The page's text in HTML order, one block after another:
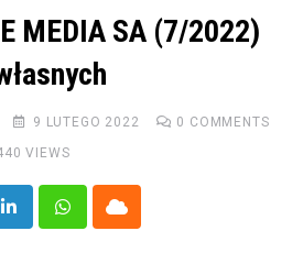
MEDIA SA (7/2022)
9 LUTEGO 2022 0 COMMENTS
VIEWS
LinkedInWhatsappCloud